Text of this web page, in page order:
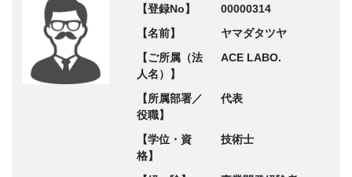
【登録No】
00000314
【名前】
ヤマダタツヤ
【ご所属（法
人名）】
ACE LABO.
【所属部署／
役職】
代表
【学位・資
格】
技術士